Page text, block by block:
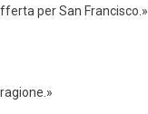
per San Francisco.»